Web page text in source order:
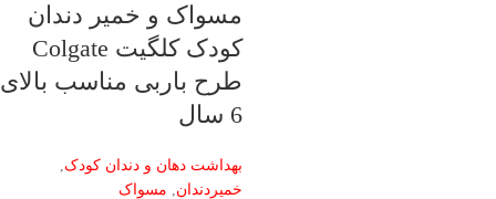
مسواک و خمیر دندان
کودک کلگیت Colgate
طرح باربی مناسب بالای
6 سال
بهداشت دهان و دندان کودک,
خمیردندان, مسواک